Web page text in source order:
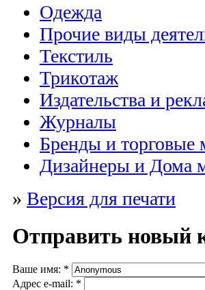
Одежда
Прочие виды
Текстиль
Трикотаж
Издательства и
Журналы
Бренды и торговые
Дизайнеры и Дома
» Версия для печати
Отправить новый
Ваше имя: *
Адрес e-mail: *